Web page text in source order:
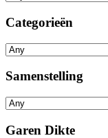
Categorieën
Samenstelling
Garen Dikte